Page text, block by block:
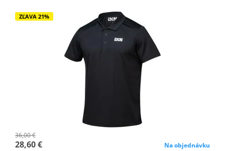
ZĽAVA 21%
36,00 €
28,60 € Na objednávku